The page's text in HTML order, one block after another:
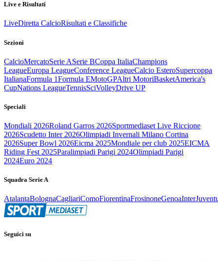
Live e Risultati
LiveDiretta CalcioRisultati e Classifiche
Sezioni
CalcioMercatoSerie ASerie BCoppa ItaliaChampions
LeagueEuropa LeagueConference LeagueCalcio EsteroSupercoppa
ItalianaFormula 1Formula EMotoGPAltri MotoriBasketAmerica's
CupNations LeagueTennisSciVolleyDrive UP
Speciali
Mondiali 2026Roland Garros 2026Sportmediaset Live Riccione
2026Scudetto Inter 2026Olimpiadi Invernali Milano Cortina
2026Super Bowl 2026Eicma 2025Mondiale per club 2025EICMA
Riding Fest 2025Paralimpiadi Parigi 2024Olimpiadi Parigi
2024Euro 2024
Squadra Serie A
AtalantaBolognaCagliariComoFiorentinaFrosinoneGenoaInter
Seguici su